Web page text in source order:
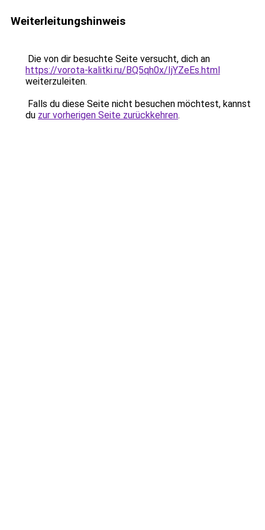
Weiterleitungshinweis
Die von dir besuchte Seite versucht, dich an
https://vorota-kalitki.ru/BQ5qh0x/IjYZeEs.html
weiterzuleiten.
Falls du diese Seite nicht besuchen möchtest, kannst
du zur vorherigen Seite zurückkehren.